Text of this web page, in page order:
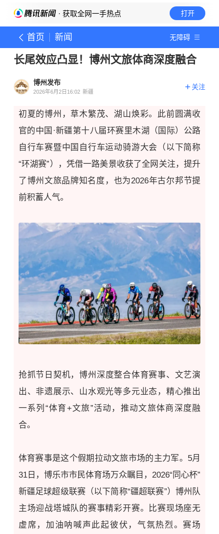
· 获取全网一手热点 打开
首页 新闻 无障碍
长尾效应凸显！博州文旅体商深度融合
博州发布
2026年6月2日16:02 新疆
关注
初夏的博州，草木繁茂、湖山焕彩。 此前 圆满收
官的中国·新疆第十八届环赛里木湖（国际）公路
自行车赛暨中国自行车运动骑游大会（以下简称
“环湖赛”），凭借一路美景收获了全网关注，提升
了博州文旅品牌知名度 ，也为2026年古尔邦节提
前积蓄人气。
抢抓节日契机，博州 深度整合体育赛事、文艺演
出、非遗展示、山水观光等多元业态， 精心推出
一系列“体育+文旅”活动，推动文旅体商深度融
合。
体育赛事是这个假期 拉动文旅市场的主力军。 5月
31日， 博乐市市民体育场万众瞩目 ，2026“同心杯”
新疆足球超级联赛（以下简称“疆超联赛”）博州队
主场迎战塔城队的赛事精彩开赛。比赛现场座无
虚席，加油呐喊声此起彼伏，气氛热烈。赛场